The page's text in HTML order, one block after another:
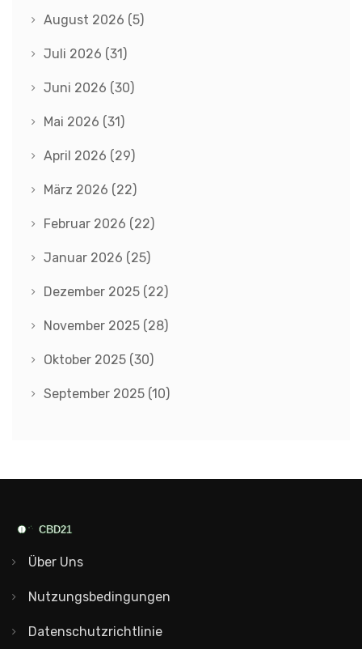
August 2026 (5)
Juli 2026 (31)
Juni 2026 (30)
Mai 2026 (31)
April 2026 (29)
März 2026 (22)
Februar 2026 (22)
Januar 2026 (25)
Dezember 2025 (22)
November 2025 (28)
Oktober 2025 (30)
September 2025 (10)
Über Uns
Nutzungsbedingungen
Datenschutzrichtlinie